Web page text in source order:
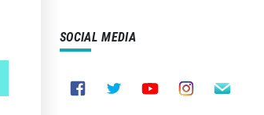
SOCIAL MEDIA